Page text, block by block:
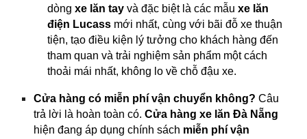
dòngxe lăn tay và đặc biệt là các mẫuxe lăn
điện Lucass mới nhất, cùng với bãi đỗ xe thuận
tiện, tạo điều kiện lý tưởng cho khách hàng đến
tham quan và trải nghiệm sản phẩm một cách
thoải mái nhất, không lo về chỗ đậu xe.
Cửa hàng có miễn phí vận chuyển không? Câu
trả lời là hoàn toàn có.Cửa hàng xe lăn Đà Nẵng
hiện đang áp dụng chính sách miễn phí vận